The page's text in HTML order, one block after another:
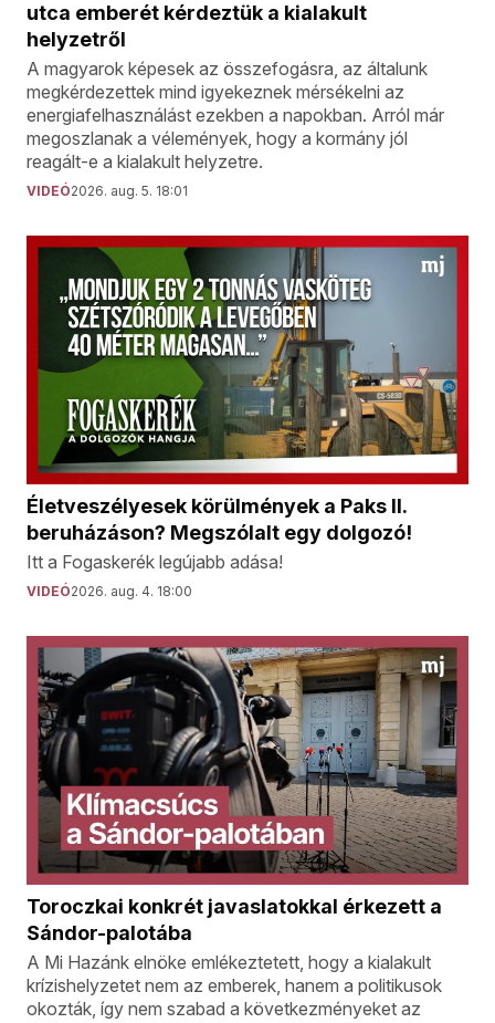
utca emberét kérdeztük a kialakult
helyzetről
A magyarok képesek az összefogásra, az általunk
megkérdezettek mind igyekeznek mérsékelni az
energiafelhasználást ezekben a napokban. Arról már
megoszlanak a vélemények, hogy a kormány jól
reagált-e a kialakult helyzetre.
VIDEÓ2026. aug. 5. 18:01
Életveszélyesek körülmények a Paks II.
beruházáson? Megszólalt egy dolgozó!
Itt a Fogaskerék legújabb adása!
VIDEÓ2026. aug. 4. 18:00
Toroczkai konkrét javaslatokkal érkezett a
Sándor-palotába
A Mi Hazánk elnöke emlékeztetett, hogy a kialakult
krízishelyzetet nem az emberek, hanem a politikusok
okozták, így nem szabad a következményeket az